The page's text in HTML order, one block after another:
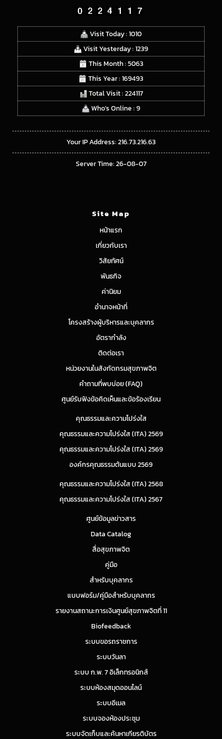
Visit Today : 1010
Visit Yesterday : 1239
This Month : 5063
This Year : 169493
Total Visit : 224117
Who's Online : 9
Your IP Address: 216.73.216.63
Server Time: 26-08-07
Site Map
หน้าแรก
เกี่ยวกับเรา
วิสัยทัศน์
พันธกิจ
ค่านิยม
อำนาจหน้าที่
โครงสร้างผู้บริหารและบุคลากร
อัตรากำลัง
ติดต่อเรา
หน่วยงานในสังกัดกรมสุขภาพจิต
คำถามที่พบบ่อย (FAQ)
ศูนย์รับฟังข้อคิดเห็นและข้อร้องเรียน
คุณธรรมและความโปร่งใส
คุณธรรมและความโปร่งใส (ITA) 2569
คุณธรรมและความโปร่งใส (ITA) 2569
องค์กรคุณธรรมต้นแบบ 2569
คุณธรรมและความโปร่งใส (ITA) 2568
คุณธรรมและความโปร่งใส (ITA) 2567
ศูนย์ข้อมูลข่าวสาร
Data Catalog
สื่อสุขภาพจิต
คู่มือ
สำหรับบุคลากร
แบบฟอร์ม/คู่มือสำหรับบุคลากร
รายงานสถานะการเงินศูนย์สุขภาพจิตที่ 11
Biofeedback
ระบบขอรถราชการ
ระบบวันลา
ระบบ ก.พ. 7 อิเล็กทรอนิกส์
ระบบห้องสมุดออนไลน์
ระบบอีเมล
ระบบจองห้องประชุม
ระบบจัดเก็บและค้นหาเกียรติบัตร